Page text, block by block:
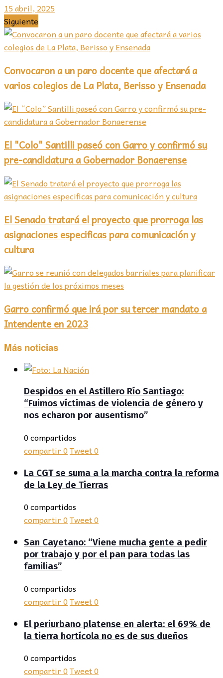
15 abril, 2025
Siguiente
Convocaron a un paro docente que afectará a
varios colegios de La Plata, Berisso y Ensenada
El "Colo" Santilli paseó con Garro y confirmó su
pre-candidatura a Gobernador Bonaerense
El Senado tratará el proyecto que prorroga las
asignaciones especificas para comunicación y
cultura
Garro confirmó que irá por su tercer mandato a
Intendente en 2023
Más noticias
Despidos en el Astillero Río Santiago:
“Fuimos víctimas de violencia de género y
nos echaron por ausentismo”
0 compartidos
compartir0Tweet0
La CGT se suma a la marcha contra la reforma
de la Ley de Tierras
0 compartidos
compartir0Tweet0
San Cayetano: “Viene mucha gente a pedir
por trabajo y por el pan para todas las
familias”
0 compartidos
compartir0Tweet0
El periurbano platense en alerta: el 69% de
la tierra hortícola no es de sus dueños
0 compartidos
compartir0Tweet0